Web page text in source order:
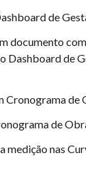
de
documento
Dashboard de
Cronograma de
de
medição nas